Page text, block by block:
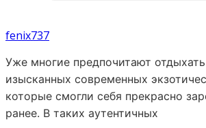
fenix737
Уже многие предпочитают
изысканных современных
которые смогли себя прекрасно
ранее. В таких аутентичных